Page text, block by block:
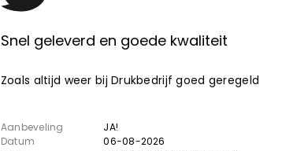
Snel geleverd en goede kwaliteit
Zoals altijd weer bij Drukbedrijf goed geregeld
Aanbeveling
JA!
Datum
06-08-2026